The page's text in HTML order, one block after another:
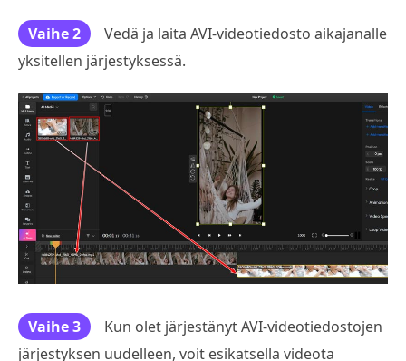
Vaihe 2
Vedä ja laita AVI-videotiedosto aikajanalle
yksitellen järjestyksessä.
Vaihe 3
Kun olet järjestänyt AVI-videotiedostojen
järjestyksen uudelleen, voit esikatsella videota